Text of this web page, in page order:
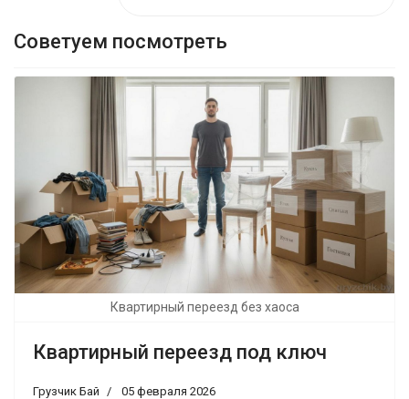
Советуем посмотреть
Квартирный переезд без хаоса
Квартирный переезд под ключ
Грузчик Бай 05 февраля 2026